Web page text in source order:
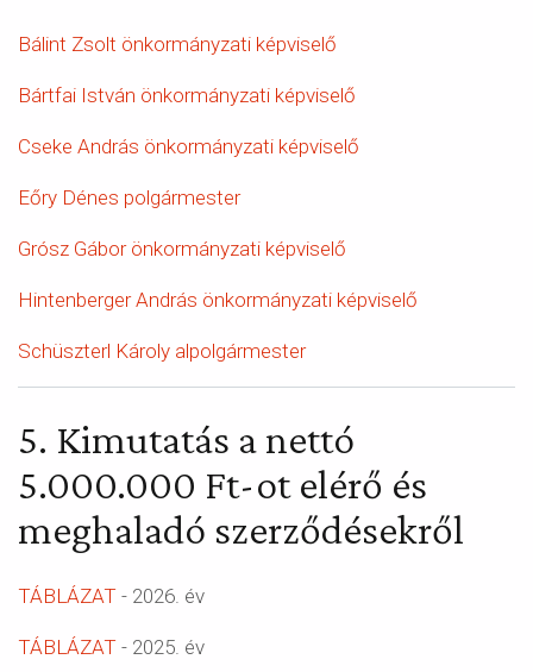
Bálint Zsolt önkormányzati képviselő
Bártfai István önkormányzati képviselő
Cseke András önkormányzati képviselő
Eőry Dénes polgármester
Grósz Gábor önkormányzati képviselő
Hintenberger András önkormányzati képviselő
Schüszterl Károly alpolgármester
5. Kimutatás a nettó
5.000.000 Ft-ot elérő és
meghaladó szerződésekről
TÁBLÁZAT - 2026. év
TÁBLÁZAT - 2025. év